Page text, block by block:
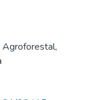
Agroforestal,